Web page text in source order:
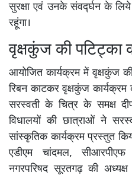
सुरक्षा एवं उनके संवर्द्घन के
रहूंगा।
वृक्षकुंज की पटिट्का
आयोजित कार्यक्रम में वृक्षकुंज
रिबन काटकर वृक्षकुंज कार्यक्रम
सरस्वती के चित्र के समक्ष
विधालयों की छात्राओं ने
सांस्कृतिक कार्यक्रम प्रस्तुत
एडीएम चांदमल,
नगरपरिषद सूरतगढ़ की